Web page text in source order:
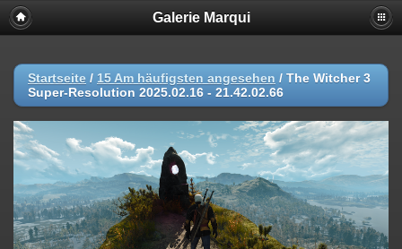
Galerie Marqui
Startseite / 15 Am häufigsten angesehen / The Witcher 3
Super-Resolution 2025.02.16 - 21.42.02.66